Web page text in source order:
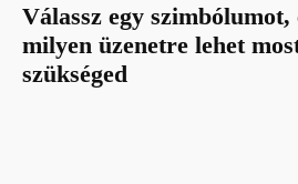
Válassz egy szimbólumot,
milyen üzenetre lehet
szükséged